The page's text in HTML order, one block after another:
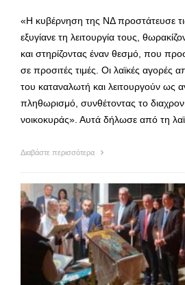
«Η κυβέρνηση της ΝΔ προστάτευσε
εξυγίανε τη λειτουργία τους,
και στηρίζοντας έναν θεσμό, που
σε προσιτές τιμές. Οι λαϊκές αγορές
του καταναλωτή και λειτουργούν ως
πληθωρισμό, συνθέτοντας το
νοικοκυράς». Αυτά δήλωσε από τη
Διαβάστε περισσότερα